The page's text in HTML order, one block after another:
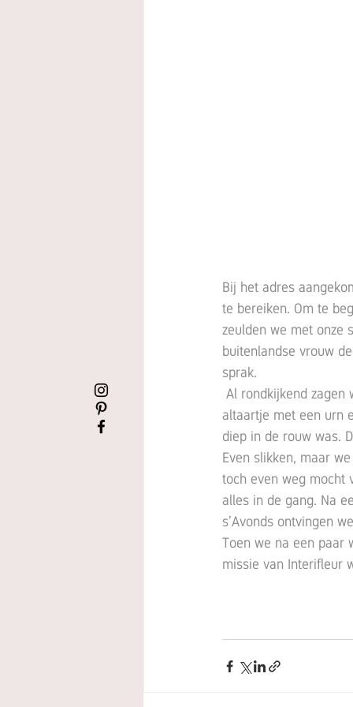
Bij het adres
te bereiken. Om te
zeulden we met onze
buitenlandse vrouw
sprak.
altaartje met een urn
diep in de rouw was.
Even slikken, maar
toch even weg mocht
alles in de gang. Na
s’Avonds ontvingen
Toen we na een paar
missie van Interifleur